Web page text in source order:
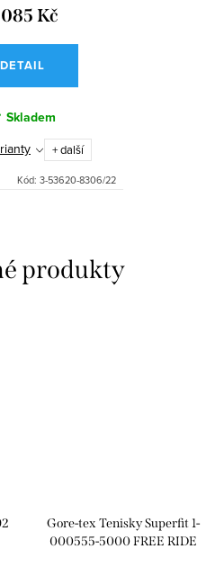
Kč
DETAIL
Skladem
+ další
Kód: 3-53620-8306/22
Gore-tex Tenisky Superfit 1-
000555-5000 FREE RIDE